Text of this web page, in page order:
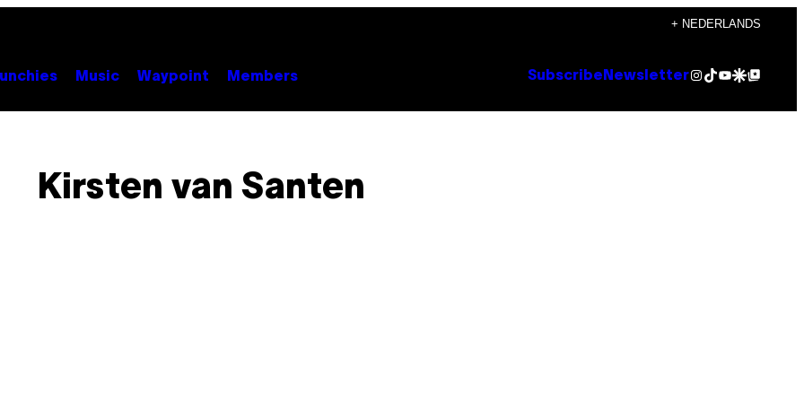
+ NEDERLANDS
Music Waypoint Members Subscribe NewsletterInstagram
TikTok
YouTube
Google Discover
Google Top Posts
Kirsten van Santen